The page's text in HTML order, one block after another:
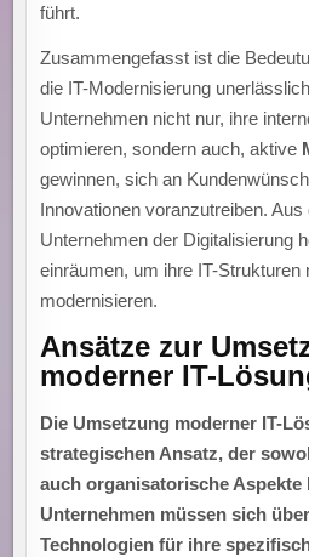
führt.
Zusammengefasst ist die
die IT-Modernisierung
Unternehmen nicht nur, ihre
optimieren, sondern auch, aktive
gewinnen, sich an
Innovationen voranzutreiben.
Unternehmen der Digitalisierung
einräumen, um ihre IT-Strukturen
modernisieren.
Ansätze zur
moderner IT-
Die Umsetzung moderner IT-
strategischen Ansatz, der
auch organisatorische
Unternehmen müssen sich
Technologien für ihre